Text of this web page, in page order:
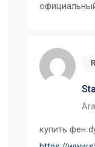
купить фен